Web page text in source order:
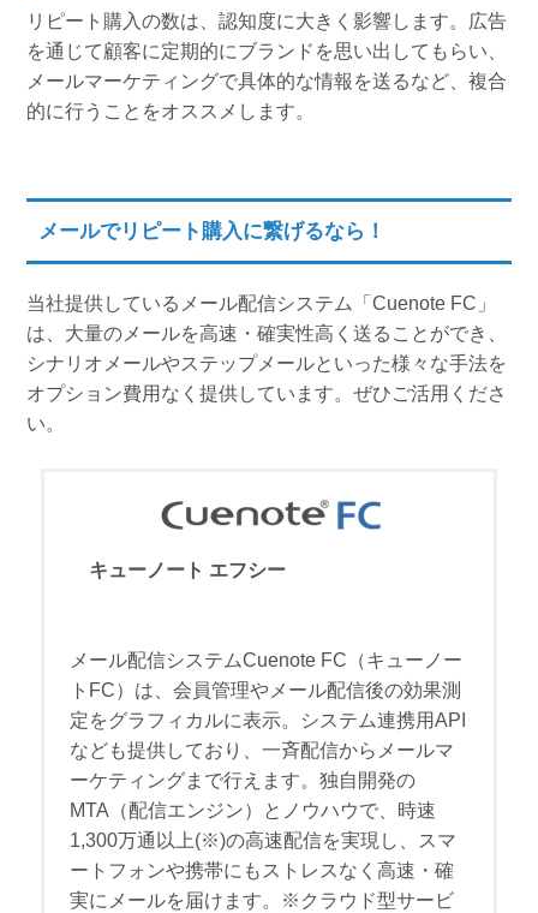
リピート購入の数は、認知度に大きく影響します。広告
を通じて顧客に定期的にブランドを思い出してもらい、
メールマーケティングで具体的な情報を送るなど、複合
的に行うことをオススメします。
メールでリピート購入に繋げるなら！
当社提供しているメール配信システム「Cuenote FC」
は、大量のメールを高速・確実性高く送ることができ、
シナリオメールやステップメールといった様々な手法を
オプション費用なく提供しています。ぜひご活用くださ
い。
キューノート エフシー
メール配信システムCuenote FC（キューノー
トFC）は、会員管理やメール配信後の効果測
定をグラフィカルに表示。システム連携用API
なども提供しており、一斉配信からメールマ
ーケティングまで行えます。独自開発の
MTA（配信エンジン）とノウハウで、時速
1,300万通以上(※)の高速配信を実現し、スマ
ートフォンや携帯にもストレスなく高速・確
実にメールを届けます。※クラウド型サービ